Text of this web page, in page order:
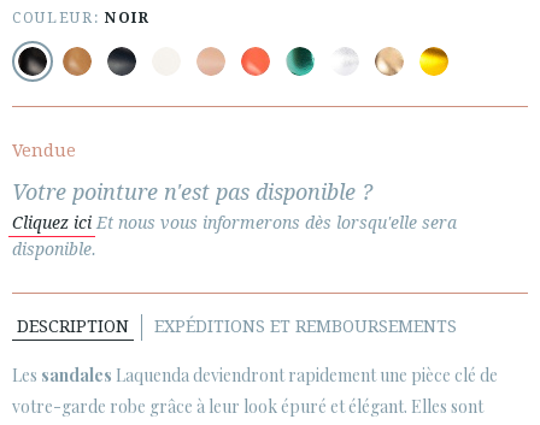
· POLITIQUE DE CONFIDENTIALITÉ
· TERMES ET CONDITIONS
· INFORMATION LÉGALE

ESPACE CLIENTS B2B
COULEUR:NOIR
Vendue
Votre pointure n'est pas disponible ?
Cliquez ici Et nous vous informerons dès lorsqu'elle sera
disponible.
DESCRIPTION EXPÉDITIONS ET REMBOURSEMENTS
Les sandales Laquenda deviendront rapidement une pièce clé de
votre-garde robe grâce à leur look épuré et élégant. Elles sont